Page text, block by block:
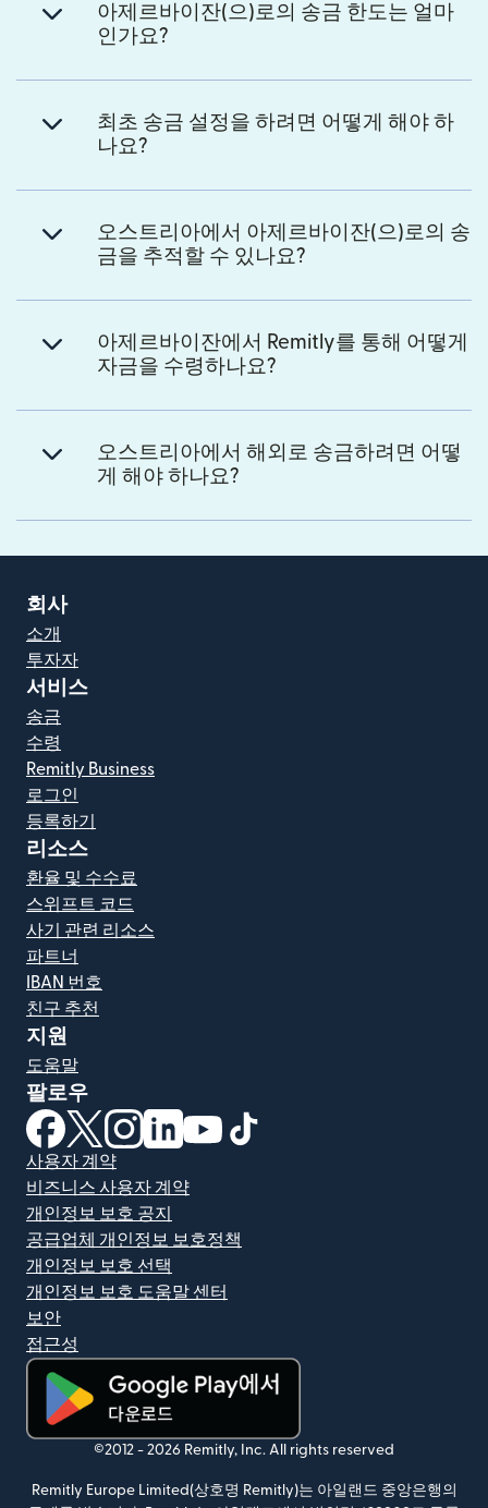
아제르바이잔(으)로의 송금 한도는 얼마
인가요?
최초 송금 설정을 하려면 어떻게 해야 하
나요?
오스트리아에서 아제르바이잔(으)로의 송
금을 추적할 수 있나요?
아제르바이잔에서 Remitly를 통해 어떻게
자금을 수령하나요?
오스트리아에서 해외로 송금하려면 어떻
게 해야 하나요?
회사
소개
투자자
서비스
송금
수령
Remitly Business
로그인
등록하기
리소스
환율 및 수수료
스위프트 코드
사기 관련 리소스
파트너
IBAN 번호
친구 추천
지원
도움말
팔로우
(새 창에서 열림)
(새 창에서 열림)
(새 창에서 열림)
(새 창에서 열림)
(새 창에서 열림)
사용자 계약
비즈니스 사용자 계약
개인정보 보호 공지
공급업체 개인정보 보호정책
개인정보 보호 선택
개인정보 보호 도움말 센터
보안
접근성
(새 창에서 열림)
©2012 - 2026 Remitly, Inc. All rights reserved
Remitly Europe Limited(상호명 Remitly)는 아일랜드 중앙은행의